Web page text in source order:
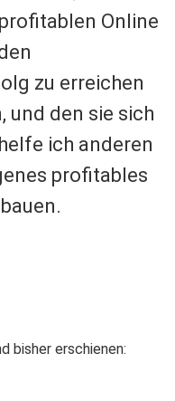
Online
zu erreichen
und den sie sich
ich anderen
profitables
bisher erschienen: